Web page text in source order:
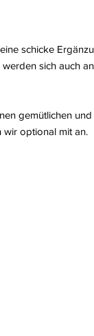
schicke
sich auch
gemütlichen
wir optional mit an.